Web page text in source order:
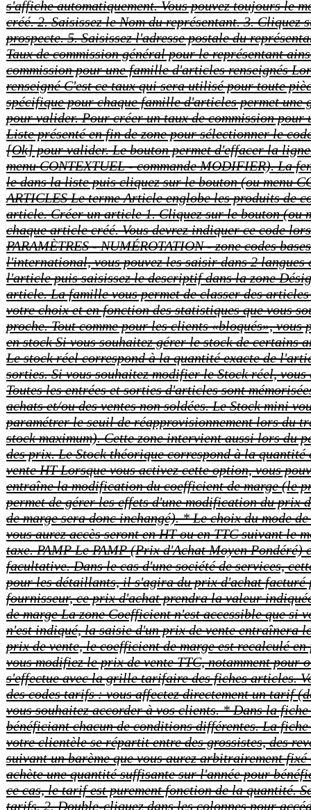
s'affiche automatiquement. Vous pouvez toujours le
créé. 2. Saisissez le Nom du représentant. 3.
prospecte. 5. Saisissez l'adresse postale du
Taux de commission général pour le représentant
commission pour une famille d'articles renseignés
renseigné C'est ce taux qui sera utilisé pour toute
spécifique pour chaque famille d'articles permet une
pour valider. Pour créer un taux de commission
Liste présenté en fin de zone pour sélectionner le
[Ok] pour valider. Le bouton permet d'effacer la
menu CONTEXTUEL - commande MODIFIER). La
le dans la liste puis cliquez sur le bouton (ou menu
ARTICLESLe terme Article englobe les produits de
article. Créer un article 1. Cliquez sur le bouton (ou
chaque article créé. Vous devrez indiquer ce code
PARAMÈTRES - NUMÉROTATION - zone codes
l'international, vous pouvez les saisir dans 2
l'article puis saisissez le descriptif dans la zone
article. La famille vous permet de classer des
votre choix et en fonction des statistiques que vous
proche. Tout comme pour les clients «bloqués»,
en stock Si vous souhaitez gérer le stock de certains
Le stock réel correspond à la quantité exacte de
sorties. Si vous souhaitez modifier le Stock réel,
Toutes les entrées et sorties d'articles sont
achats et/ou des ventes non soldées. Le Stock mini
paramétrer le seuil de réapprovisionnement lors du
stock maximum). Cette zone intervient aussi lors du
des prix. Le Stock théorique correspond à la
vente HT Lorsque vous activez cette option, vous
entraîne la modification du coefficient de marge (le
permet de gérer les effets d'une modification du
de marge sera donc inchangé). * Le choix du mode
vous aurez accès seront en HT ou en TTC suivant le
taxe. PAMP Le PAMP (Prix d'Achat Moyen
facultative. Dans le cas d'une société de services,
pour les détaillants, il s'agira du prix d'achat facturé
fournisseur, ce prix d'achat prendra la valeur
de marge La zone Coefficient n'est accessible que
n'est indiqué, la saisie d'un prix de vente entraînera
prix de vente, le coefficient de marge est recalculé
vous modifiez le prix de vente TTC, notamment
s'effectue avec la grille tarifaire des fiches articles.
des codes tarifs : vous affectez directement un tarif
vous souhaitez accorder à vos clients. * Dans la
bénéficiant chacun de conditions différentes. La
votre clientèle se répartit entre des grossistes, des
suivant un barème que vous aurez arbitrairement
achète une quantité suffisante sur l'année pour
ce cas, le tarif est purement fonction de la quantité.
tarifs. 2. Double-cliquez dans les colonnes pour